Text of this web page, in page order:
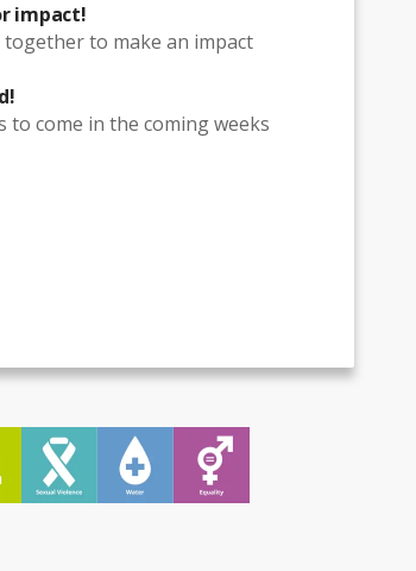
impact!
to make an impact
to come in the coming weeks